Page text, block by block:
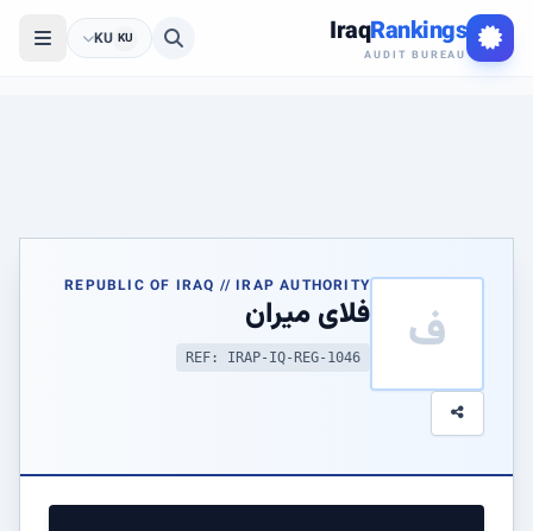
IraqRankings
AUDIT BUREAU
KU
KU
ف
REPUBLIC OF IRAQ // IRAP AUTHORITY
فلای میران
REF: IRAP-IQ-REG-1046